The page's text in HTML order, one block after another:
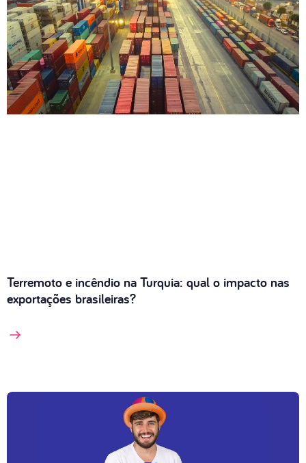
Terremoto e incêndio na Turquia: qual o impacto nas
exportações brasileiras?